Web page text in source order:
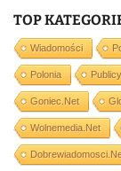
TOP
Wiadomości
Polonia
Goniec.net
Wolnemedia.net